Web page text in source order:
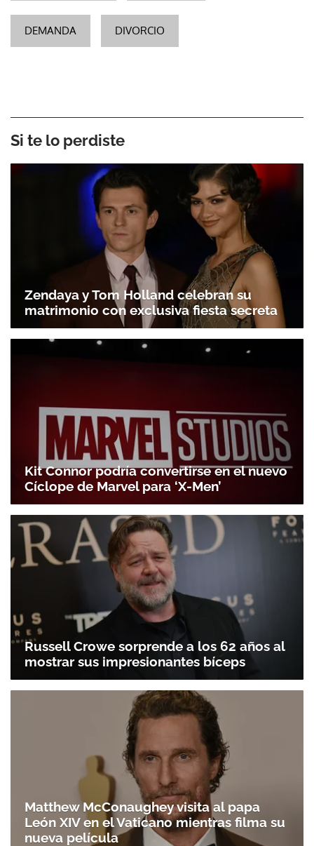
DEMANDA DIVORCIO
Si te lo perdiste
Zendaya y Tom Holland celebran su
matrimonio con exclusiva fiesta secreta
Kit Connor podría convertirse en el nuevo
Cíclope de Marvel para ‘X-Men’
Russell Crowe sorprende a los 62 años al
mostrar sus impresionantes bíceps
Matthew McConaughey visita al papa
León XIV en el Vaticano mientras filma su
nueva película